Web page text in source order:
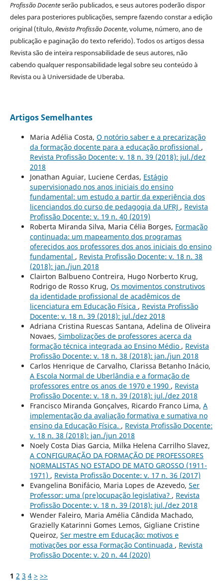
Profissão Docenteserão publicados, e seus autores poderão dispor
deles para posteriores publicações, sempre fazendo constar a edição
original (título,Revista Profissão Docente, volume, número, ano de
publicação e paginação do texto referido). Todos os artigos dessa
Revista são de inteira responsabilidade de seus autores, não
cabendo qualquer responsabilidade legal sobre seu conteúdo à
Revista ou à Universidade de Uberaba.
Artigos Semelhantes
Maria Adélia Costa, O notório saber e a precarização
da formação docente para a educação profissional ,
Revista Profissão Docente: v. 18 n. 39 (2018): jul./dez
2018
Jonathan Aguiar, Luciene Cerdas, Estágio
supervisionado nos anos iniciais do ensino
fundamental: um estudo a partir da experiência dos
licenciandos do curso de pedagogia da UFRJ , Revista
Profissão Docente: v. 19 n. 40 (2019)
Roberta Miranda Silva, Maria Célia Borges, Formação
continuada: um mapeamento dos programas
oferecidos aos professores dos anos iniciais do ensino
fundamental , Revista Profissão Docente: v. 18 n. 38
(2018): jan./jun 2018
Clairton Balbueno Contreira, Hugo Norberto Krug,
Rodrigo de Rosso Krug, Os movimentos construtivos
da identidade profissional de acadêmicos de
licenciatura em Educação Física , Revista Profissão
Docente: v. 18 n. 39 (2018): jul./dez 2018
Adriana Cristina Ruescas Santana, Adelina de Oliveira
Novaes, Simbolizações de professores acerca da
formação técnica integrada ao Ensino Médio , Revista
Profissão Docente: v. 18 n. 38 (2018): jan./jun 2018
Carlos Henrique de Carvalho, Clarissa Betanho Inácio,
A Escola Normal de Uberlândia e a formação de
professores entre os anos de 1970 e 1990 , Revista
Profissão Docente: v. 18 n. 39 (2018): jul./dez 2018
Francisco Miranda Gonçalves, Ricardo Franco Lima, A
implementação da avaliação formativa e sumativa no
ensino da Educação Física. , Revista Profissão Docente:
v. 18 n. 38 (2018): jan./jun 2018
Noely Costa Dias Garcia, Milka Helena Carrilho Slavez,
A CONFIGURAÇÃO DA FORMAÇÃO DE PROFESSORES
NORMALISTAS NO ESTADO DE MATO GROSSO (1911-
1971) , Revista Profissão Docente: v. 17 n. 36 (2017)
Evangelina Bonifácio, Maria Lopes de Azevedo, Ser
Professor: uma (pre)ocupação legislativa? , Revista
Profissão Docente: v. 18 n. 39 (2018): jul./dez 2018
Wender Faleiro, Maria Amélia Cândida Machado,
Grazielly Katarinni Gomes Lemos, Gigliane Cristine
Queiroz, Ser mestre em Educação: motivos e
motivações por essa Formação Continuada , Revista
Profissão Docente: v. 20 n. 44 (2020)
1 2 3 4 > >>